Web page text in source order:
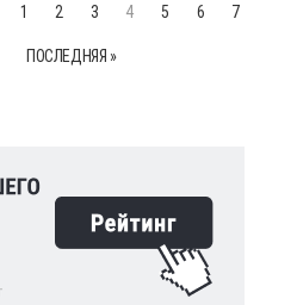
1 2 3 4 5 6 7
ПОСЛЕДНЯЯ »